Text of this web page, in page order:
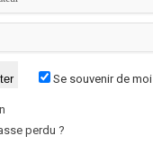
Se souvenir de moi
perdu ?